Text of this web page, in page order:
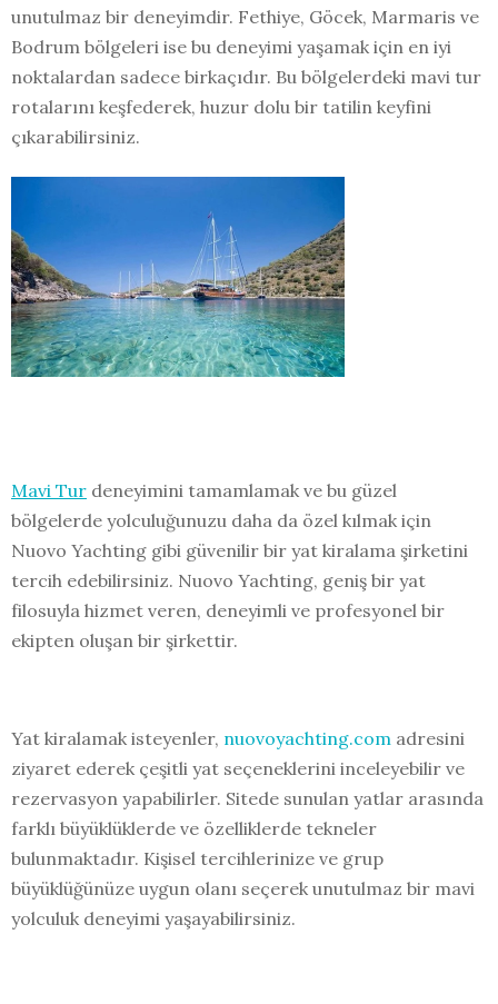
unutulmaz bir deneyimdir. Fethiye, Göcek, Marmaris ve
Bodrum bölgeleri ise bu deneyimi yaşamak için en iyi
noktalardan sadece birkaçıdır. Bu bölgelerdeki mavi tur
rotalarını keşfederek, huzur dolu bir tatilin keyfini
çıkarabilirsiniz.
Mavi Tur deneyimini tamamlamak ve bu güzel
bölgelerde yolculuğunuzu daha da özel kılmak için
Nuovo Yachting gibi güvenilir bir yat kiralama şirketini
tercih edebilirsiniz. Nuovo Yachting, geniş bir yat
filosuyla hizmet veren, deneyimli ve profesyonel bir
ekipten oluşan bir şirkettir.
Yat kiralamak isteyenler, nuovoyachting.com adresini
ziyaret ederek çeşitli yat seçeneklerini inceleyebilir ve
rezervasyon yapabilirler. Sitede sunulan yatlar arasında
farklı büyüklüklerde ve özelliklerde tekneler
bulunmaktadır. Kişisel tercihlerinize ve grup
büyüklüğünüze uygun olanı seçerek unutulmaz bir mavi
yolculuk deneyimi yaşayabilirsiniz.